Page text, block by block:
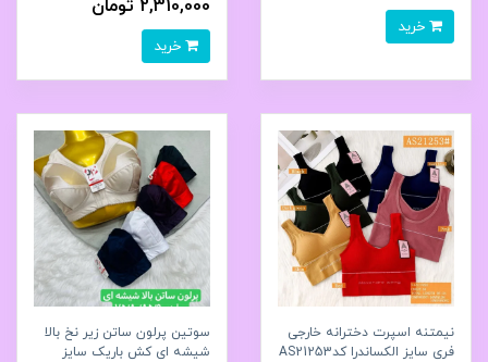
2,310,000 تومان
نیمتنه اسپرت دخترانه خارجی
فری سایز الکساندرا کدAS21253
سوتین پرلون ساتن زیر نخ بالا
شیشه ای کش باریک سایز